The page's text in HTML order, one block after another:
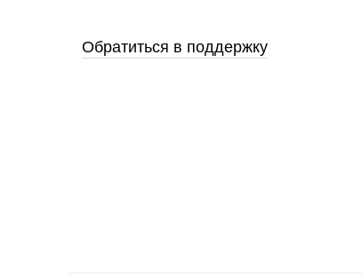
Обратиться в поддержку